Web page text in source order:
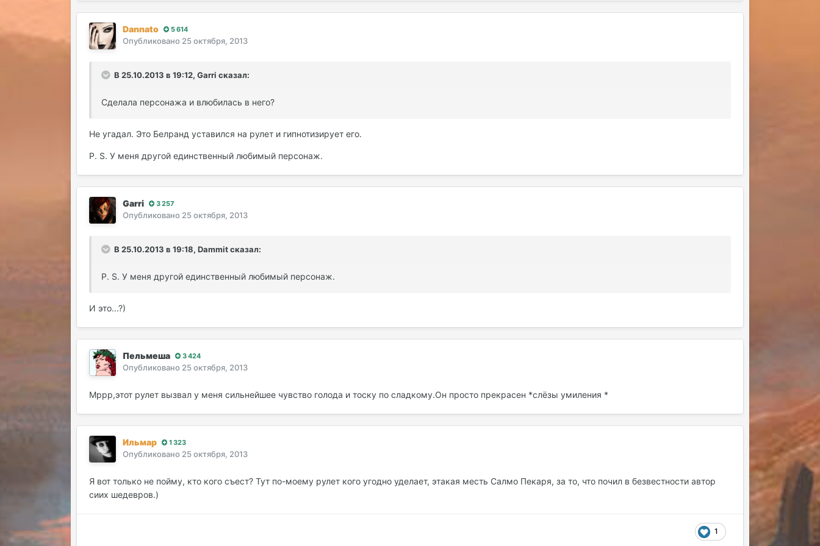
Dannato 5 614
Опубликовано 25 октября, 2013
В 25.10.2013 в 19:12, Garri сказал:
Сделала персонажа и влюбилась в него?
Не угадал. Это Белранд уставился на рулет и гипнотизирует его.
P. S. У меня другой единственный любимый персонаж.
Garri 3 257
Опубликовано 25 октября, 2013
В 25.10.2013 в 19:18, Dammit сказал:
P. S. У меня другой единственный любимый персонаж.
И это...?)
Пельмеша 3 424
Опубликовано 25 октября, 2013
Мррр,этот рулет вызвал у меня сильнейшее чувство голода и тоску по сладкому.Он просто прекрасен *слёзы умиления *
Ильмар 1 323
Опубликовано 25 октября, 2013
Я вот только не пойму, кто кого съест? Тут по-моему рулет кого угодно уделает, этакая месть Салмо Пекаря, за то, что почил в безвестности автор
сиих шедевров.)
1